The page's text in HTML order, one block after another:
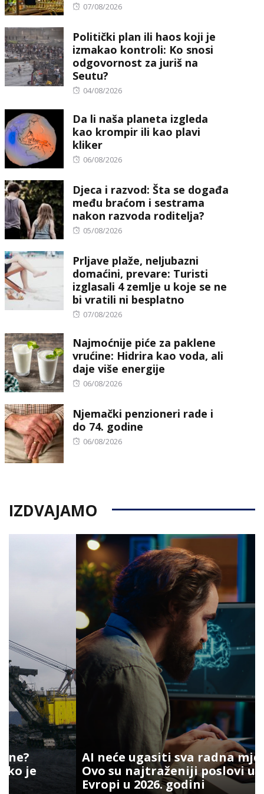
Posted
07/08/2026
Politički plan ili haos koji je
izmakao kontroli: Ko snosi
odgovornost za juriš na
Seutu?
Posted
04/08/2026
Da li naša planeta izgleda
kao krompir ili kao plavi
kliker
Posted
06/08/2026
Djeca i razvod: Šta se događa
među braćom i sestrama
nakon razvoda roditelja?
Posted
05/08/2026
Prljave plaže, neljubazni
domaćini, prevare: Turisti
izglasali 4 zemlje u koje se ne
bi vratili ni besplatno
Posted
07/08/2026
Najmoćnije piće za paklene
vrućine: Hidrira kao voda, ali
daje više energije
Posted
06/08/2026
Njemački penzioneri rade i
do 74. godine
Posted
06/08/2026
IZDVAJAMO
AI neće ugasiti sva radna mjesta:
Ovo su najtraženiji poslovi u
Evropi u 2026. godini